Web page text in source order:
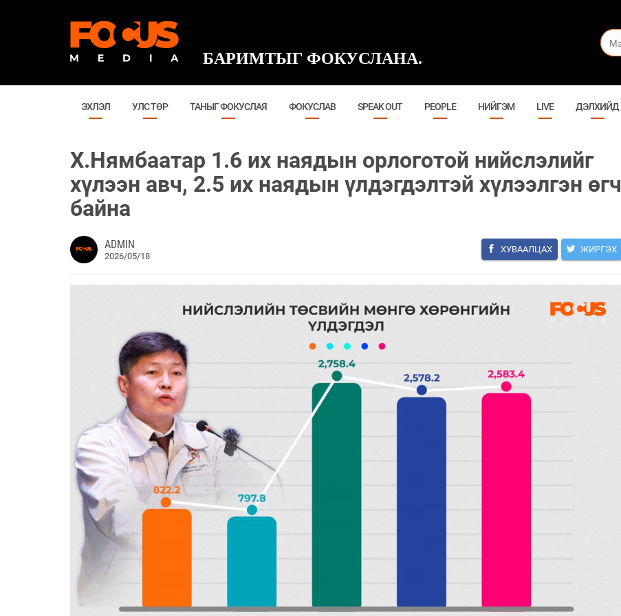
БАРИМТЫГ ФОКУСЛАНА.
ЭХЛЭЛ УЛС ТӨР ТАНЫГ ФОКУСЛАЯ ФОКУСЛАВ SPEAK OUT PEOPLE НИЙГЭМ LIVE ДЭЛХИЙД
Х.Нямбаатар 1.6 их наядын орлоготой нийслэлийг
хүлээн авч, 2.5 их наядын үлдэгдэлтэй хүлээлгэн өгч
байна
ADMIN
2026/05/18
ХУВААЛЦАХ ЖИРГЭХ